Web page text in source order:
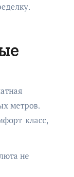
метров.
класс,
не